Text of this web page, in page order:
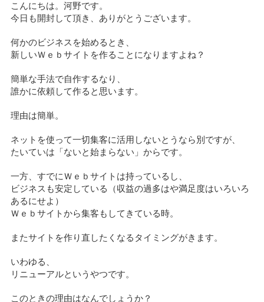
こんにちは。河野です。
今日も開封して頂き、ありがとうございます。
何かのビジネスを始めるとき、
新しいＷｅｂサイトを作ることになりますよね？
簡単な手法で自作するなり、
誰かに依頼して作ると思います。
理由は簡単。
ネットを使って一切集客に活用しないとうなら別ですが、
たいていは「ないと始まらない」からです。
一方、すでにＷｅｂサイトは持っているし、
ビジネスも安定している（収益の過多はや満足度はいろいろ
あるにせよ）
Ｗｅｂサイトから集客もしてきている時。
またサイトを作り直したくなるタイミングがきます。
いわゆる、
リニューアルというやつです。
このときの理由はなんでしょうか？